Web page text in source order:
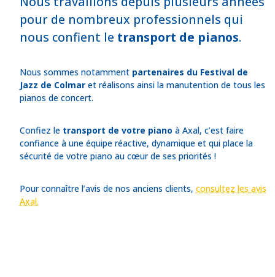
pour de nombreux professionnels qui
nous confient le transport de pianos.
Nous sommes notamment partenaires du Festival de
Jazz de Colmaret réalisons ainsi la manutention de tous les
pianos de concert.
Confiez le transport de votre piano à Axal, c’est faire
confiance à une équipe réactive, dynamique et qui place la
sécurité de votre piano au cœur de ses priorités !
Pour connaître l’avis de nos anciens clients, consultez les avis
Axal.